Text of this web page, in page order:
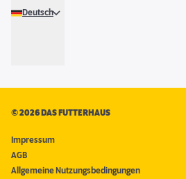
Deutsch
©2026 DAS FUTTERHAUS
Impressum
AGB
Allgemeine Nutzungsbedingungen